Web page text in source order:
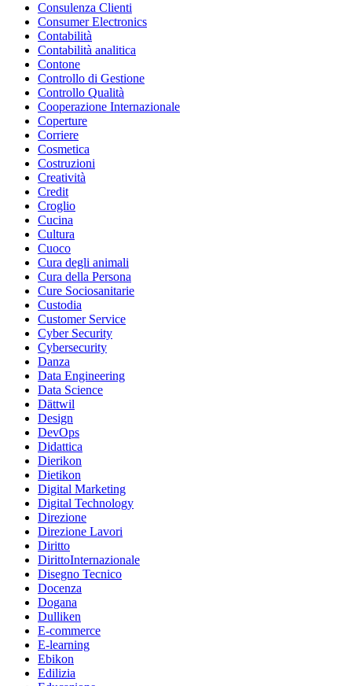
Consulenza Clienti
Consumer Electronics
Contabilità
Contabilità analitica
Contone
Controllo di Gestione
Controllo Qualità
Cooperazione Internazionale
Coperture
Corriere
Cosmetica
Costruzioni
Creatività
Credit
Croglio
Cucina
Cultura
Cuoco
Cura degli animali
Cura della Persona
Cure Sociosanitarie
Custodia
Customer Service
Cyber Security
Cybersecurity
Danza
Data Engineering
Data Science
Dättwil
Design
DevOps
Didattica
Dierikon
Dietikon
Digital Marketing
Digital Technology
Direzione
Direzione Lavori
Diritto
DirittoInternazionale
Disegno Tecnico
Docenza
Dogana
Dulliken
E-commerce
E-learning
Ebikon
Edilizia